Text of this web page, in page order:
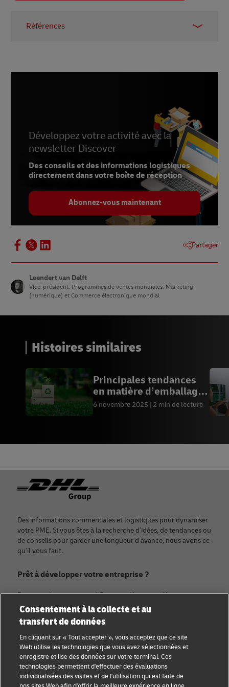
Références
Développez votre activité avec la
newsletter Discover
Des conseils et des informations logistiques
directement dans votre boîte de réception
Abonnez-vous maintenant
Partager
Leendert van Delft
Vice-président, Programmes de ventes mondiales, Marketing
(numérique) et Commerce électronique mondial
Histoires similaires
Principales tendances
en matière d’emballage
durable pour 2026
6 novembre 2025 2 min de lecture
Footer
Des informations commerciales et logistiques pour dynamiser
votre PME. Si vous êtes à la recherche d’idées, de tendances ou
de conseils pour garder une longueur d’avance, nous avons ce
qu’il vous faut.
Prêt à développer votre entreprise ?
Rejoignez la communauté Discover dès aujourd’hui.
Catégories
Conseils aux petites
entreprises
Conseil e-commerce
À propos de DHL
Contact
Centre de presse
Consentement à la collecte et au
transfert de données
En cliquant sur « Tout accepter », vous acceptez que ce site
Web utilise les technologies que vous avez sélectionnées et
enregistre et lise des données sur votre terminal. Ces
technologies permettent d'effectuer des évaluations
individualisées des visites et de l'utilisation qui est faite de